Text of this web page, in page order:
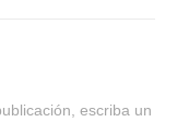
escriba un